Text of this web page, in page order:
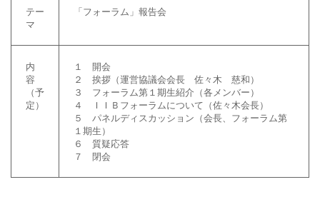
テー
マ
「フォーラム」報告会
内
容
（予
定）
１ 開会
２ 挨拶（運営協議会会長 佐々木 慈和）
３ フォーラム第１期生紹介（各メンバー）
４ ＩＩＢフォーラムについて（佐々木会長）
５ パネルディスカッション（会長、フォーラム第
１期生）
６ 質疑応答
７ 閉会